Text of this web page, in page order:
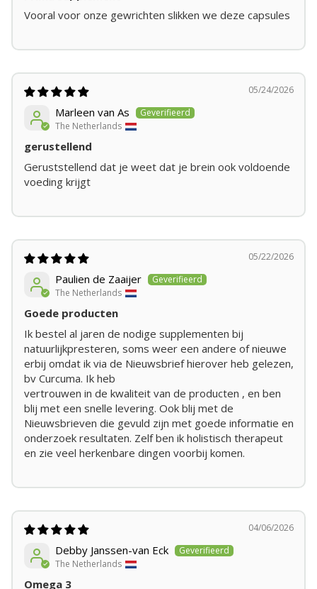
Vooral voor onze gewrichten slikken we deze capsules
05/24/2026
Marleen van As
The Netherlands
gerustellend
Geruststellend dat je weet dat je brein ook voldoende
voeding krijgt
05/22/2026
Paulien de Zaaijer
The Netherlands
Goede producten
Ik bestel al jaren de nodige supplementen bij
natuurlijkpresteren, soms weer een andere of nieuwe
erbij omdat ik via de Nieuwsbrief hierover heb gelezen,
bv Curcuma. Ik heb
vertrouwen in de kwaliteit van de producten , en ben
blij met een snelle levering. Ook blij met de
Nieuwsbrieven die gevuld zijn met goede informatie en
onderzoek resultaten. Zelf ben ik holistisch therapeut
en zie veel herkenbare dingen voorbij komen.
04/06/2026
Debby Janssen-van Eck
The Netherlands
Omega 3